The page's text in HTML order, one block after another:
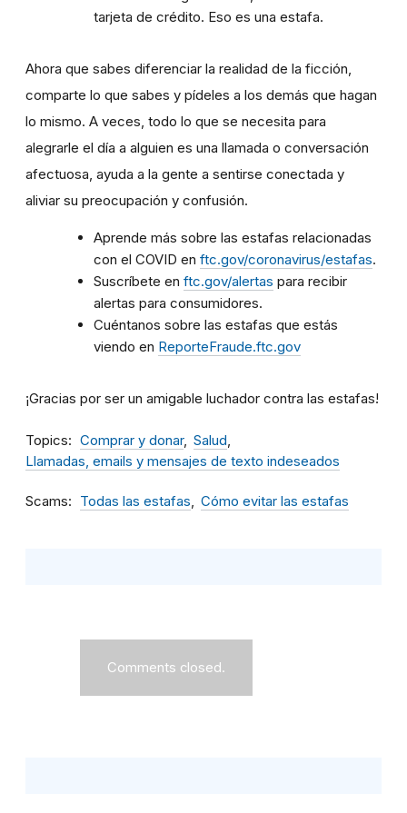
tarjeta de crédito. Eso es una estafa.
Ahora que sabes diferenciar la realidad de la ficción,
comparte lo que sabes y pídeles a los demás que hagan
lo mismo. A veces, todo lo que se necesita para
alegrarle el día a alguien es una llamada o conversación
afectuosa, ayuda a la gente a sentirse conectada y
aliviar su preocupación y confusión.
Aprende más sobre las estafas relacionadas
con el COVID en ftc.gov/coronavirus/estafas.
Suscríbete en ftc.gov/alertas para recibir
alertas para consumidores.
Cuéntanos sobre las estafas que estás
viendo en ReporteFraude.ftc.gov
¡Gracias por ser un amigable luchador contra las estafas!
Topics Comprar y donar
Salud
Llamadas, emails y mensajes de texto indeseados
Scams Todas las estafas Cómo evitar las estafas
Comments closed.